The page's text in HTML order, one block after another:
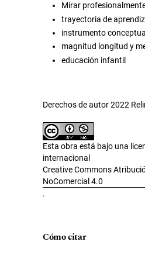
Mirar
trayectoria de
instrumento conceptual
magnitud longitud y
educación infantil
Derechos de autor 2022
Esta obra está bajo una
internacional
Creative Commons
NoComercial 4.0
.
Cómo citar